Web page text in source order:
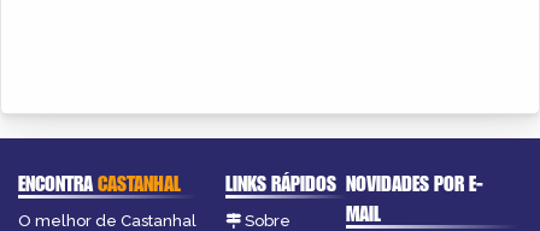
ENCONTRACASTANHAL
O melhor de Castanhal
LINKS RÁPIDOS
Sobre
NOVIDADES POR E-
MAIL